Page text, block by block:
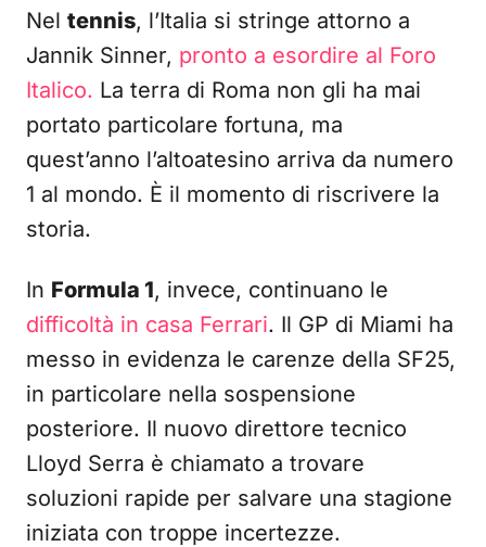
Nel tennis, l’Italia si stringe attorno a
Jannik Sinner, pronto a esordire al Foro
Italico. La terra di Roma non gli ha mai
portato particolare fortuna, ma
quest’anno l’altoatesino arriva da numero
1 al mondo. È il momento di riscrivere la
storia.
In Formula 1, invece, continuano le
difficoltà in casa Ferrari. Il GP di Miami ha
messo in evidenza le carenze della SF25,
in particolare nella sospensione
posteriore. Il nuovo direttore tecnico
Lloyd Serra è chiamato a trovare
soluzioni rapide per salvare una stagione
iniziata con troppe incertezze.